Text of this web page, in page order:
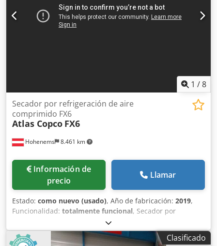
1 /8
Hohenems 8.461 km
Secador por refrigeración de aire
comprimido FX6
Atlas Copco FX6
Información de
precio
Llamar
Estado: como nuevo (usado), Año de fabricación: 2019,
Funcionalidad: totalmente funcional, Secador por
refrigeración Atlas Copco FX6, usado 2,34 m³/min
Crodpjzrtbijfx Ai Ijf 14 bares Año de fabricación: 2019
Clasificado